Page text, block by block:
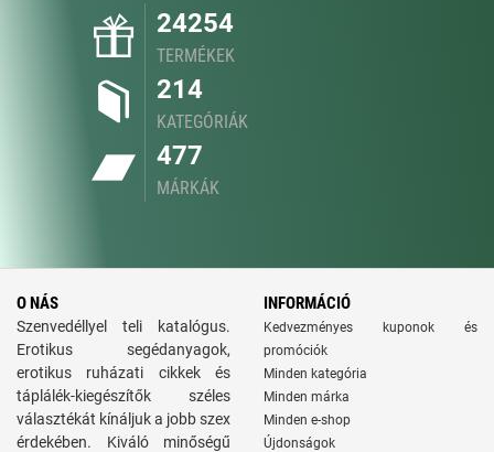
24254
TERMÉKEK
214
KATEGÓRIÁK
477
MÁRKÁK
O NÁS
Szenvedéllyel teli katalógus.
Erotikus segédanyagok,
erotikus ruházati cikkek és
táplálék-kiegészítők széles
választékát kínáljuk a jobb szex
érdekében. Kiváló minőségű
INFORMÁCIÓ
Kedvezményes kuponok és
promóciók
Minden kategória
Minden márka
Minden e-shop
Újdonságok